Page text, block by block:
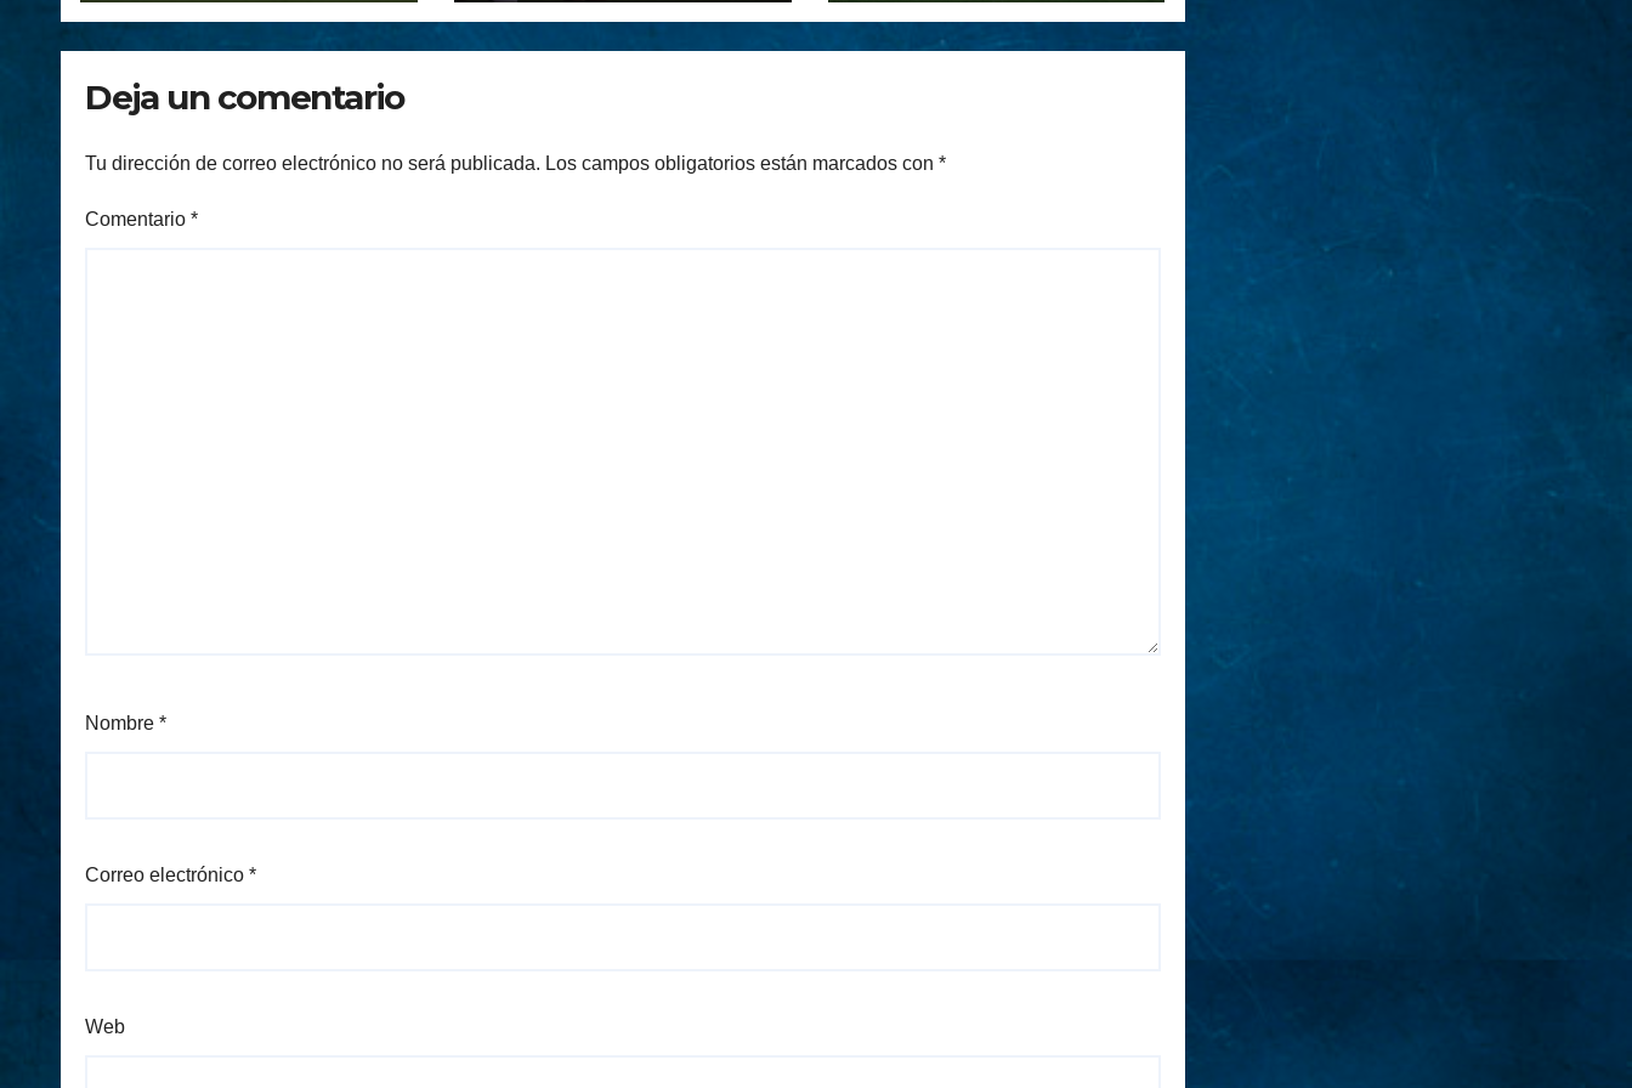
Deja un comentario
Tu dirección de correo electrónico no será publicada. Los campos obligatorios están marcados con *
Comentario *
Nombre *
Correo electrónico *
Web